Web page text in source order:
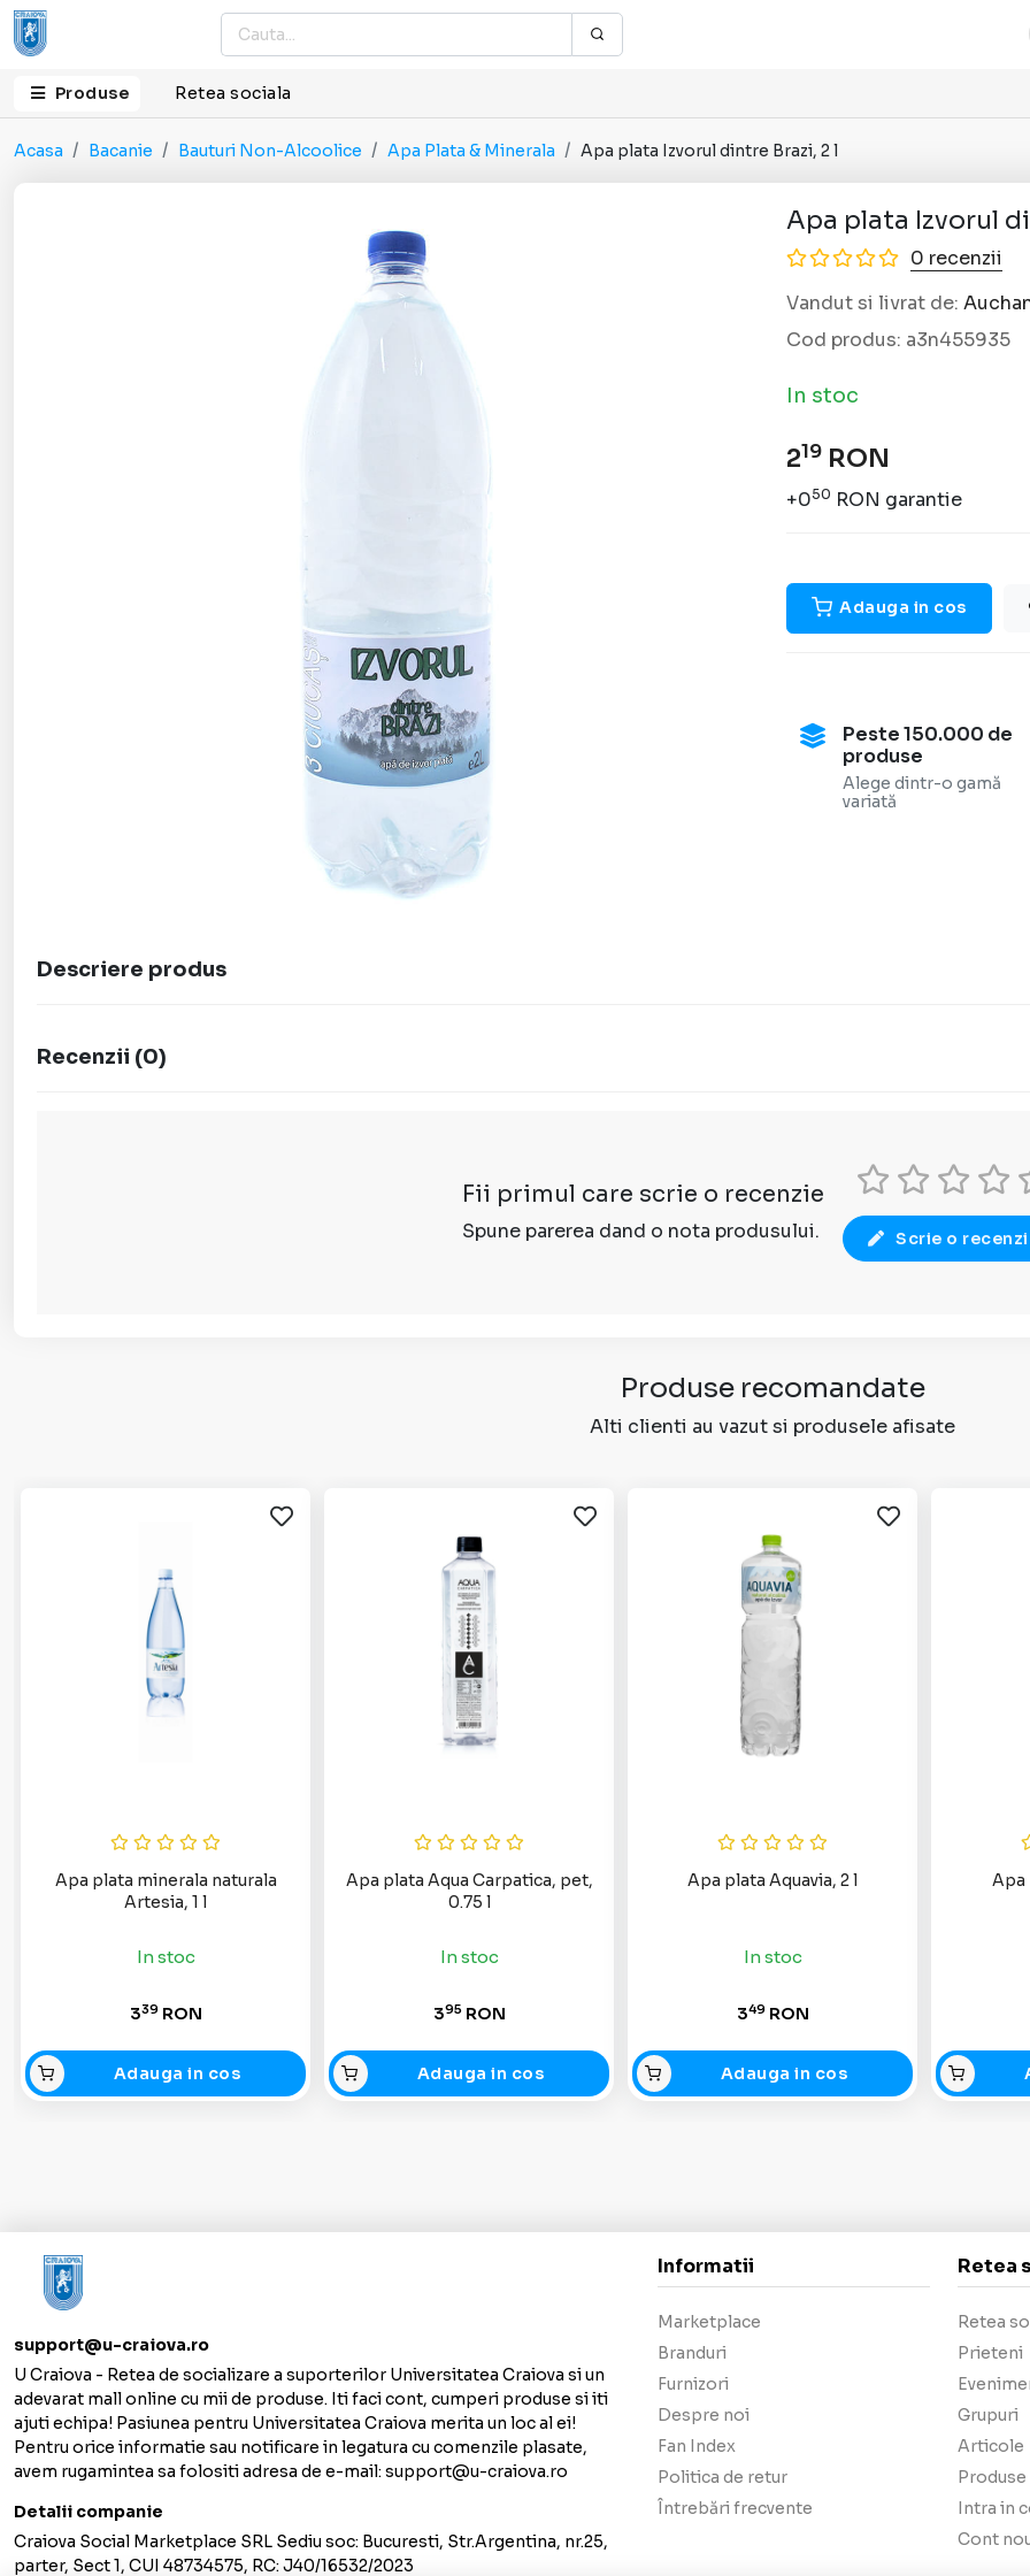
Produse Retea sociala
Acasa Bacanie Bauturi Non-Alcoolice Apa Plata & Minerala Apa plata Izvorul dintre Brazi, 2 l
Apa plata Izvorul
0 recenzii
Vandut si livrat de:
Cod produs: a3n455935
In stoc
219 RON
+050 RON garantie
Adauga in cos
Peste 150.000 de
produse
Alege dintr-o gamă
variată
Descriere produs
Recenzii (0)
Fii primul care scrie o recenzie
Spune parerea dand o nota produsului. Scrie o
Produse recomandate
Alti clienti au vazut si produsele afisate
Apa plata minerala naturala
Artesia, 1 l
In stoc
339RON
Adauga in cos
Apa plata Aqua Carpatica, pet,
0.75 l
In stoc
395RON
Adauga in cos
Apa plata Aquavia, 2 l
In stoc
349RON
Adauga in cos
Apa
support@u-craiova.ro
U Craiova - Retea de socializare a suporterilor Universitatea Craiova si un
adevarat mall online cu mii de produse. Iti faci cont, cumperi produse si iti
ajuti echipa! Pasiunea pentru Universitatea Craiova merita un loc al ei!
Pentru orice informatie sau notificare in legatura cu comenzile plasate,
avem rugamintea sa folositi adresa de e-mail: support@u-craiova.ro
Detalii companie
Craiova Social Marketplace SRL Sediu soc: Bucuresti, Str.Argentina, nr.25,
parter, Sect 1, CUI 48734575, RC: J40/16532/2023
Informatii
Marketplace
Branduri
Furnizori
Despre noi
Fan Index
Politica de retur
Întrebări frecvente
Retea
Retea
Prieteni
Grupuri
Articole
Intra in
Cont